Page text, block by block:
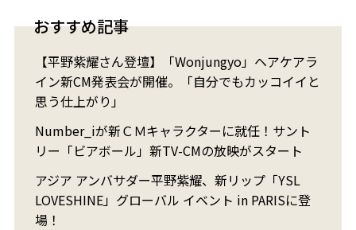
おすすめ記事
【平野紫耀さん登壇】「Wonjungyo」ヘアケアラ
イン新CM発表会が開催。「自分でもカッコイイと
思う仕上がり」
Number_iが新ＣＭキャラクターに就任！サント
リー「ビアボール」新TV-CMの放映がスタート
アジア アンバサダー平野紫耀、新リップ「YSL
LOVESHINE」グローバル イベント in PARISに登
場！